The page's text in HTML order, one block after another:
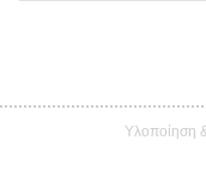
Υλοποίηση